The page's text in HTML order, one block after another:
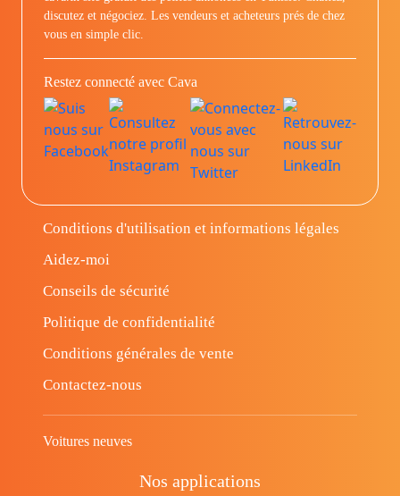
discutez et négociez. Les vendeurs et acheteurs prés de chez
vous en simple clic.
Restez connecté avec Cava
Conditions d'utilisation et informations légales
Aidez-moi
Conseils de sécurité
Politique de confidentialité
Conditions générales de vente
Contactez-nous
Voitures neuves
Nos applications